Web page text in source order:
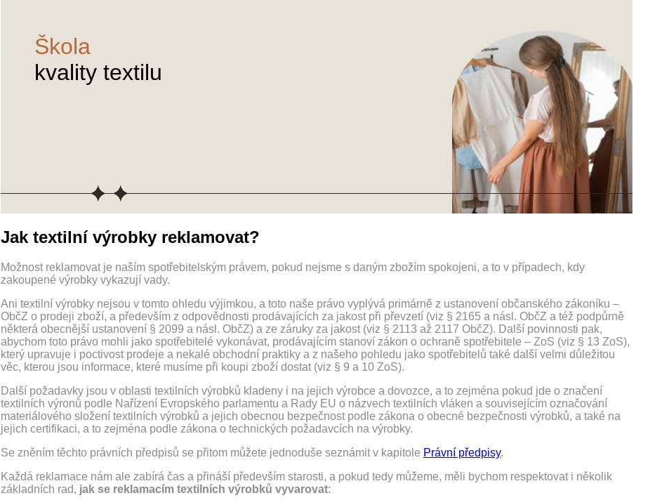
Škola
kvality textilu
Jak textilní výrobky reklamovat?
Možnost reklamovat je naším spotřebitelským právem, pokud nejsme s daným zbožím spokojeni, a to v případech, kdy
zakoupené výrobky vykazují vady.
Ani textilní výrobky nejsou v tomto ohledu výjimkou, a toto naše právo vyplývá primárně z ustanovení občanského zákoníku –
ObčZ o prodeji zboží, a především z odpovědnosti prodávajících za jakost při převzetí (viz § 2165 a násl. ObčZ a též podpůrně
některá obecnější ustanovení § 2099 a násl. ObčZ) a ze záruky za jakost (viz § 2113 až 2117 ObčZ). Další povinnosti pak,
abychom toto právo mohli jako spotřebitelé vykonávat, prodávajícím stanoví zákon o ochraně spotřebitele – ZoS (viz § 13 ZoS),
který upravuje i poctivost prodeje a nekalé obchodní praktiky a z našeho pohledu jako spotřebitelů také další velmi důležitou
věc, kterou jsou informace, které musíme při koupi zboží dostat (viz § 9 a 10 ZoS).
Další požadavky jsou v oblasti textilních výrobků kladeny i na jejich výrobce a dovozce, a to zejména pokud jde o značení
textilních výronů podle Nařízení Evropského parlamentu a Rady EU o názvech textilních vláken a souvisejícím označování
materiálového složení textilních výrobků a jejich obecnou bezpečnost podle zákona o obecné bezpečnosti výrobků, a také na
jejich certifikaci, a to zejména podle zákona o technických požadavcích na výrobky.
Se zněním těchto právních předpisů se přitom můžete jednoduše seznámit v kapitole Právní předpisy.
Každá reklamace nám ale zabírá čas a přináší především starosti, a pokud tedy můžeme, měli bychom respektovat i několik
základních rad, jak se reklamacím textilních výrobků vyvarovat: